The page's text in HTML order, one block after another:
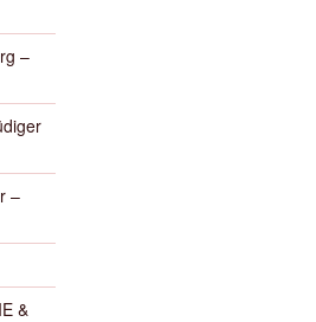
–
–
&